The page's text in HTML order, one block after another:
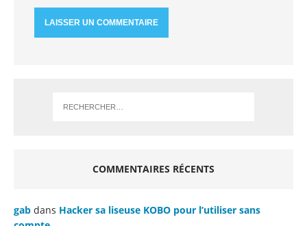
COMMENTAIRES RÉCENTS
gab dans Hacker sa liseuse KOBO pour l’utiliser sans